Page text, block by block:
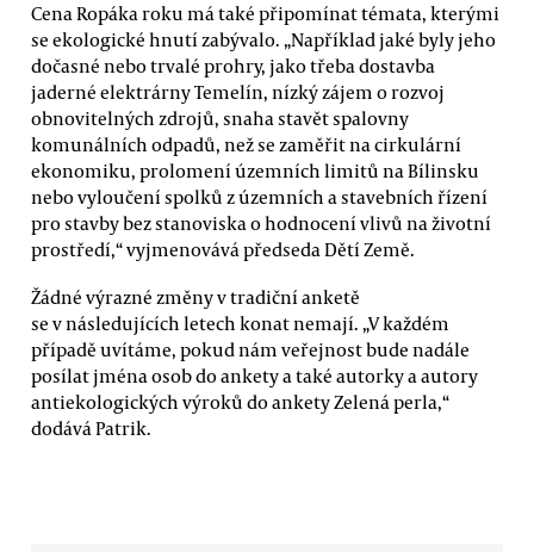
Cena Ropáka roku má také připomínat témata, kterými
se ekologické hnutí zabývalo. „Například jaké byly jeho
dočasné nebo trvalé prohry, jako třeba dostavba
jaderné elektrárny Temelín, nízký zájem o rozvoj
obnovitelných zdrojů, snaha stavět spalovny
komunálních odpadů, než se zaměřit na cirkulární
ekonomiku, prolomení územních limitů na Bílinsku
nebo vyloučení spolků z územních a stavebních řízení
pro stavby bez stanoviska o hodnocení vlivů na životní
prostředí,“ vyjmenovává předseda Dětí Země.
Žádné výrazné změny v tradiční anketě
se v následujících letech konat nemají. „V každém
případě uvítáme, pokud nám veřejnost bude nadále
posílat jména osob do ankety a také autorky a autory
antiekologických výroků do ankety Zelená perla,“
dodává Patrik.